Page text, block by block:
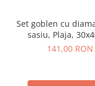
Set goblen cu
sasiu, Plaja,
141,00 RON